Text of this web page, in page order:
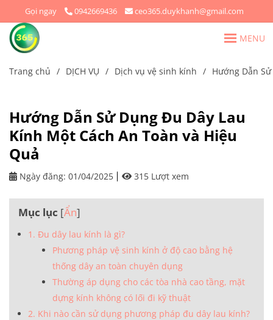
Gọi ngay 0942669436 ceo365.duykhanh@gmail.com
MENU
Trang chủ / DỊCH VỤ / Dịch vụ vệ sinh kính / Hướng Dẫn
Hướng Dẫn Sử Dụng Đu Dây Lau
Kính Một Cách An Toàn và Hiệu
Quả
Ngày đăng: 01/04/2025 315 Lượt xem
Mục lục [Ẩn]
1. Đu dây lau kính là gì?
Phương pháp vệ sinh kính ở độ cao bằng hệ
thống dây an toàn chuyên dụng
Thường áp dụng cho các tòa nhà cao tầng, mặt
dựng kính không có lối đi kỹ thuật
2. Khi nào cần sử dụng phương pháp đu dây lau kính?